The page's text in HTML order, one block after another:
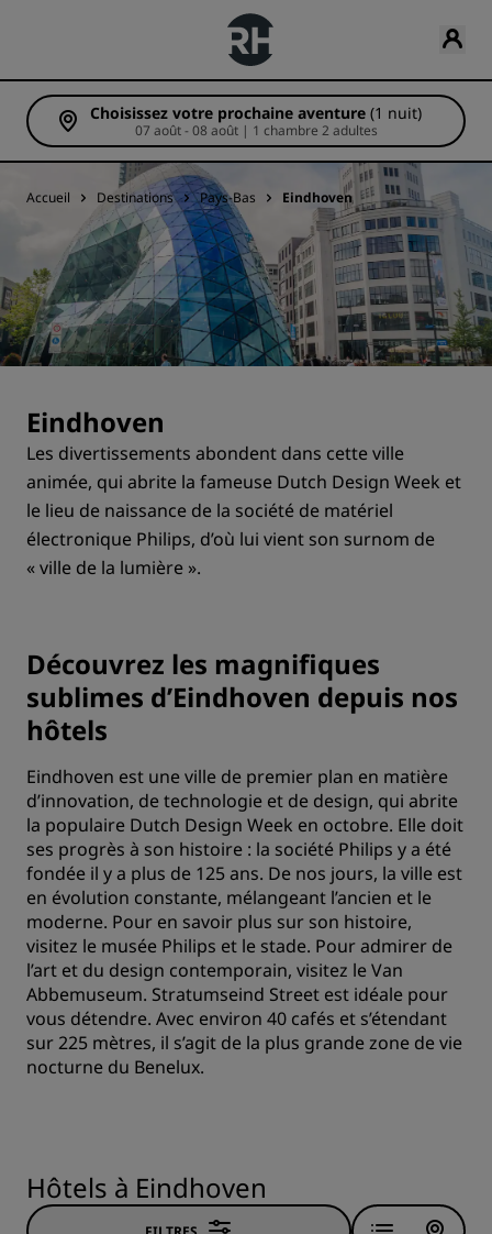
Choisissez votre prochaine aventure (1 nuit)
07 août - 08 août | 1 chambre 2 adultes
Accueil Destinations Pays-Bas Eindhoven
Eindhoven
Les divertissements abondent dans cette ville
animée, qui abrite la fameuse Dutch Design Week et
le lieu de naissance de la société de matériel
électronique Philips, d’où lui vient son surnom de
« ville de la lumière ».
Découvrez les magnifiques
sublimes d’Eindhoven depuis nos
hôtels
Eindhoven est une ville de premier plan en matière
d’innovation, de technologie et de design, qui abrite
la populaire Dutch Design Week en octobre. Elle doit
ses progrès à son histoire : la société Philips y a été
fondée il y a plus de 125 ans. De nos jours, la ville est
en évolution constante, mélangeant l’ancien et le
moderne. Pour en savoir plus sur son histoire,
visitez le musée Philips et le stade. Pour admirer de
l’art et du design contemporain, visitez le Van
Abbemuseum. Stratumseind Street est idéale pour
vous détendre. Avec environ 40 cafés et s’étendant
sur 225 mètres, il s’agit de la plus grande zone de vie
nocturne du Benelux.
Hôtels à Eindhoven